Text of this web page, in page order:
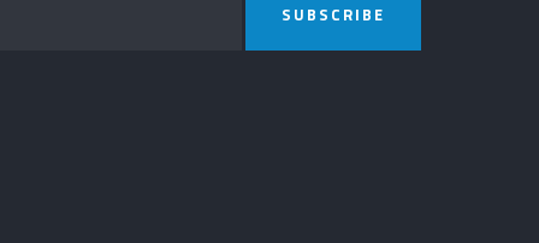
SUBSCRIBE